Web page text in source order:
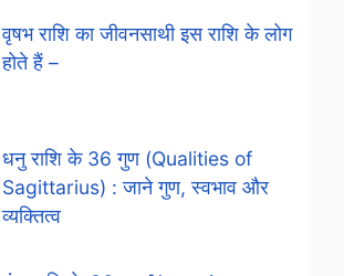
वृषभ राशि का जीवनसाथी इस राशि के लोग
होते हैं –
धनु राशि के 36 गुण (Qualities of
Sagittarius) : जाने गुण, स्वभाव और
व्यक्तित्व